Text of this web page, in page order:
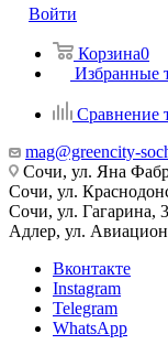
Войти
Корзина0
Избранные
Сравнение
mag@greencity-
Сочи, ул. Яна
Сочи, ул.
Сочи, ул. Гагарина,
Адлер, ул.
Вконтакте
Instagram
Telegram
WhatsApp